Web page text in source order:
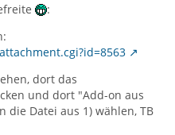
:
dort das
und dort "Add-on aus
die Datei aus 1) wählen, TB